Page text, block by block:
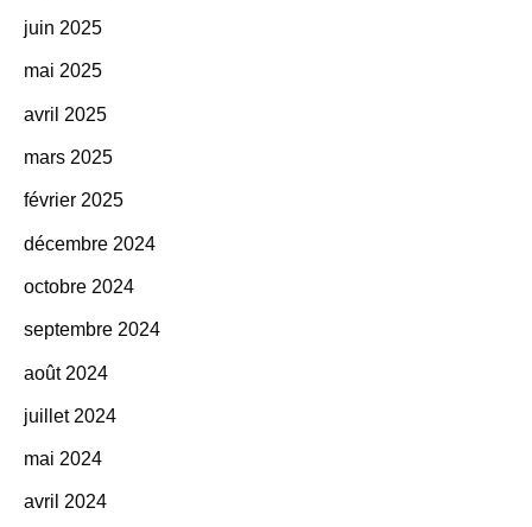
juin 2025
mai 2025
avril 2025
mars 2025
février 2025
décembre 2024
octobre 2024
septembre 2024
août 2024
juillet 2024
mai 2024
avril 2024